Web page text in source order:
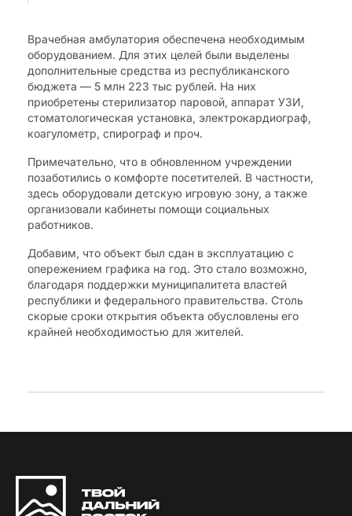
Врачебная амбулатория обеспечена необходимым
оборудованием. Для этих целей были выделены
дополнительные средства из республиканского
бюджета — 5 млн 223 тыс рублей. На них
приобретены стерилизатор паровой, аппарат УЗИ,
стоматологическая установка, электрокардиограф,
коагулометр, спирограф и проч.
Примечательно, что в обновленном учреждении
позаботились о комфорте посетителей. В частности,
здесь оборудовали детскую игровую зону, а также
организовали кабинеты помощи социальных
работников.
Добавим, что объект был сдан в эксплуатацию с
опережением графика на год. Это стало возможно,
благодаря поддержки муниципалитета властей
республики и федерального правительства. Столь
скорые сроки открытия объекта обусловлены его
крайней необходимостью для жителей.